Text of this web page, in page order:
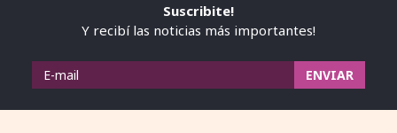
Suscribite!
Y recibí las noticias más importantes!